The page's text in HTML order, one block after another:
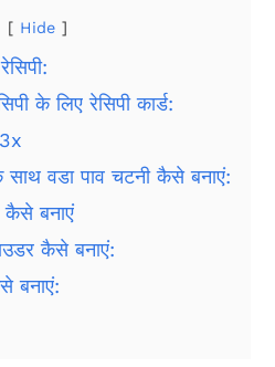
Hide
के लिए रेसिपी कार्ड:
साथ वडा पाव चटनी कैसे बनाएं:
कैसे बनाएं
कैसे बनाएं:
बनाएं: